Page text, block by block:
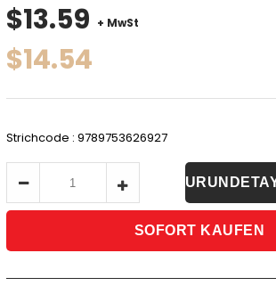
$13.59 + MwSt
$14.54
Strichcode : 9789753626927